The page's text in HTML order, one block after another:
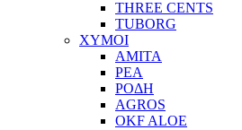
THREE CENTS
TUBORG
ΧΥΜΟΙ
ΑΜΙΤΑ
ΡΕΑ
ΡΟΔΗ
AGROS
OKF ALOE